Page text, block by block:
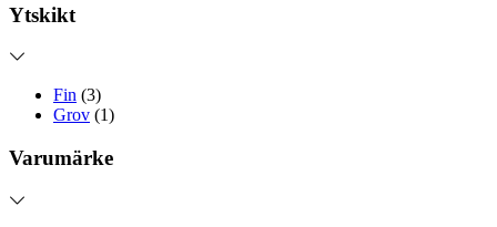
Ytskikt
Fin (3)
Grov (1)
Varumärke